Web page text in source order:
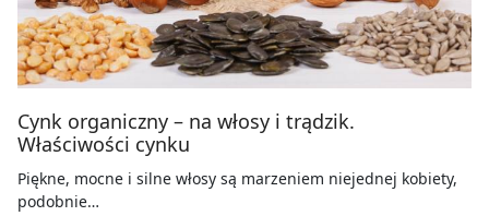
Cynk organiczny – na włosy i trądzik.
Właściwości cynku
Piękne, mocne i silne włosy są marzeniem niejednej kobiety,
podobnie…